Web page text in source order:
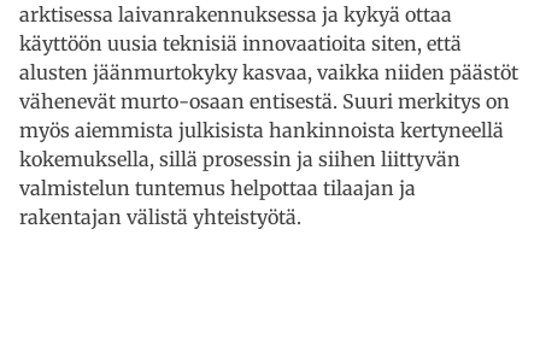
arktisessa laivanrakennuksessa ja kykyä ottaa
käyttöön uusia teknisiä innovaatioita siten, että
alusten jäänmurtokyky kasvaa, vaikka niiden päästöt
vähenevät murto-osaan entisestä. Suuri merkitys on
myös aiemmista julkisista hankinnoista kertyneellä
kokemuksella, sillä prosessin ja siihen liittyvän
valmistelun tuntemus helpottaa tilaajan ja
rakentajan välistä yhteistyötä.